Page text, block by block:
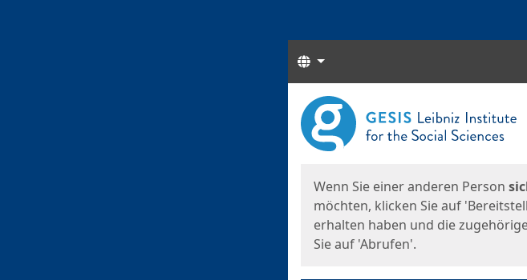
Sprachen
Start
Wenn Sie einer anderen Person
möchten, klicken Sie auf
erhalten haben und die
Sie auf 'Abrufen'.